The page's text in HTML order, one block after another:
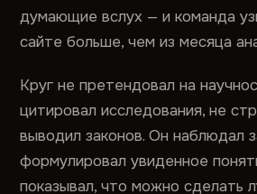
думающие вслух — и команда
сайте больше, чем из месяца
Круг не претендовал на
цитировал исследования, не
выводил законов. Он наблюдал
формулировал увиденное
показывал, что можно сделать